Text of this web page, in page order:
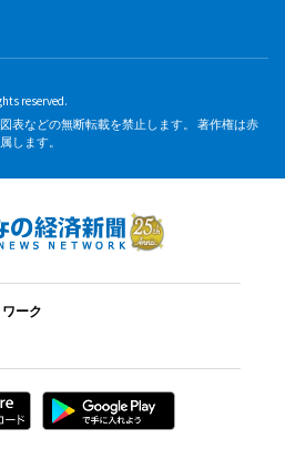
reserved.
表などの無断転載を禁止します。 著作権は赤
します。
ーク